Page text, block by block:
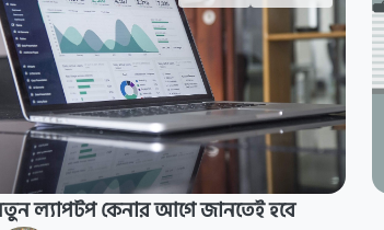
ল্যাপটপ কেনার আগে জানতেই হবে